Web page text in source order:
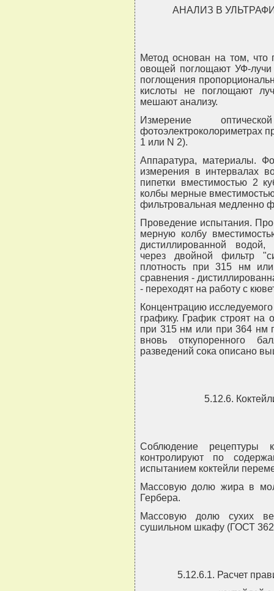
АНАЛИЗ В
Метод основан на том,
овощей поглощают УФ-лучи
поглощения
кислоты не поглощают
мешают анализу.
Измерение
фотоэлектроколориметрах
1 или N 2).
Аппаратура, материалы.
измерения в интервалах
пипетки вместимостью 2
колбы мерные
фильтровальная медленно
Проведение испытания.
мерную колбу
дистиллированной
через двойной фильтр
плотность при 315 нм
сравнения -
- переходят на работу с
Концентрацию
графику. График строят на
при 315 нм или при 364 нм
вновь откупоренного
разведений сока описано
5.12.6.
Соблюдение рецептуры
контролируют по
испытанием коктейли
Массовую долю жира в
Гербера.
Массовую долю сухих
сушильном шкафу (ГОСТ
5.12.6.1. Расчет